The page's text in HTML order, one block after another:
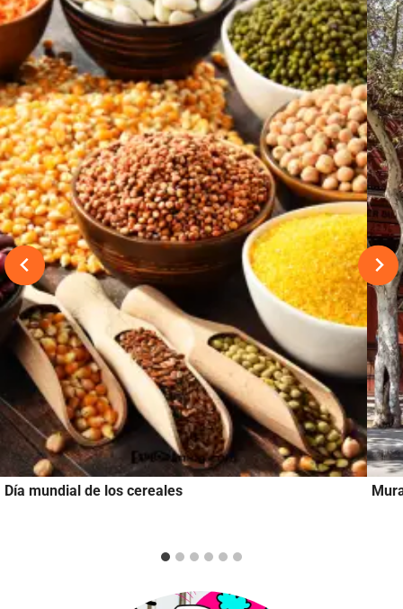
Día mundial de los cereales